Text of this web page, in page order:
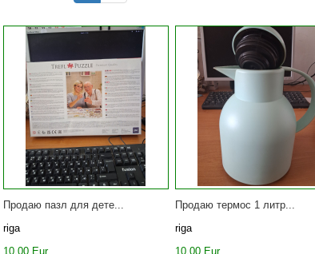
Продаю пазл для дете...
riga
10.00 Eur
Продаю термос 1 литр...
riga
10.00 Eur